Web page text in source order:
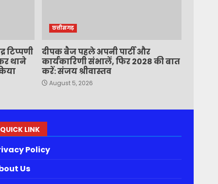
टिप्पणी
थाने
छत्तीसगढ़
दीपक बैज पहले अपनी पार्टी और
कार्यकारिणी संभालें, फिर 2028 की बात
करें: संजय श्रीवास्तव
August 5, 2026
QUICK LINK
Policy
Us